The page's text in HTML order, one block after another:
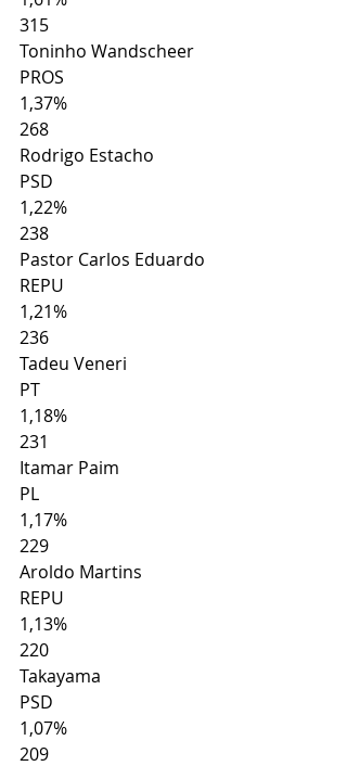
315
Toninho Wandscheer
PROS
1,37%
268
Rodrigo Estacho
PSD
1,22%
238
Pastor Carlos Eduardo
REPU
1,21%
236
Tadeu Veneri
PT
1,18%
231
Itamar Paim
PL
1,17%
229
Aroldo Martins
REPU
1,13%
220
Takayama
PSD
1,07%
209